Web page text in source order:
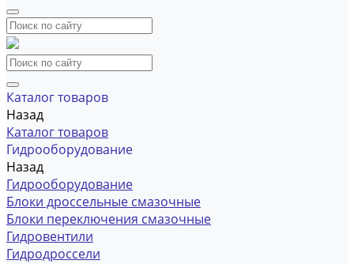
Каталог товаров
Назад
Каталог товаров
Гидрооборудование
Назад
Гидрооборудование
Блоки дроссельные смазочные
Блоки переключения смазочные
Гидровентили
Гидродроссели